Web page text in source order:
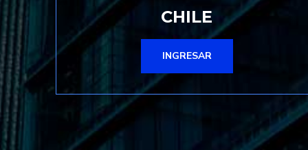
CHILE
INGRESAR